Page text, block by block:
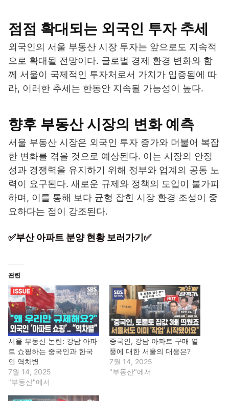
점점 확대되는 외국인 투자 추세
외국인의 서울 부동산 시장 투자는 앞으로도 지속적
으로 확대될 전망이다. 글로벌 경제 환경 변화와 함
께 서울이 국제적인 투자처로서 가치가 입증됨에 따
라, 이러한 추세는 한동안 지속될 가능성이 높다.
향후 부동산 시장의 변화 예측
서울 부동산 시장은 외국인 투자 증가와 더불어 복잡
한 변화를 겪을 것으로 예상된다. 이는 시장의 안정
성과 경쟁력을 유지하기 위해 정부와 업계의 공동 노
력이 요구된다. 새로운 규제와 정책의 도입이 불가피
하며, 이를 통해 보다 균형 잡힌 시장 환경 조성이 중
요하다는 점이 강조된다.
✅부산 아파트 분양 현황 보러가기✅
관련
서울 부동산 논란: 강남 아파
트 쇼핑하는 중국인과 한국
인 역차별
7월 14, 2025
"부동산"에서
중국인, 강남 아파트 구매 열
풍에 대한 서울의 대응은?
7월 14, 2025
"부동산"에서